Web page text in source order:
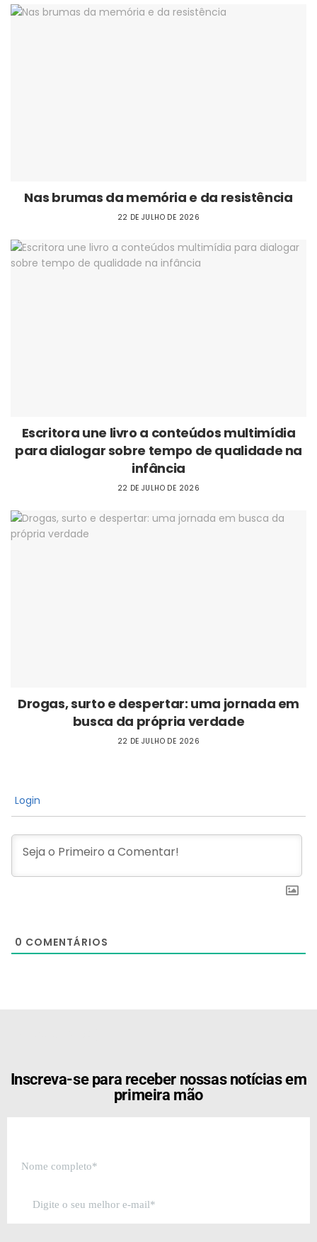
Nas brumas da memória e da resistência
22 DE JULHO DE 2026
Escritora une livro a conteúdos multimídia
para dialogar sobre tempo de qualidade na
infância
22 DE JULHO DE 2026
Drogas, surto e despertar: uma jornada em
busca da própria verdade
22 DE JULHO DE 2026
Login
0 COMENTÁRIOS
Inscreva-se para receber nossas notícias em
primeira mão